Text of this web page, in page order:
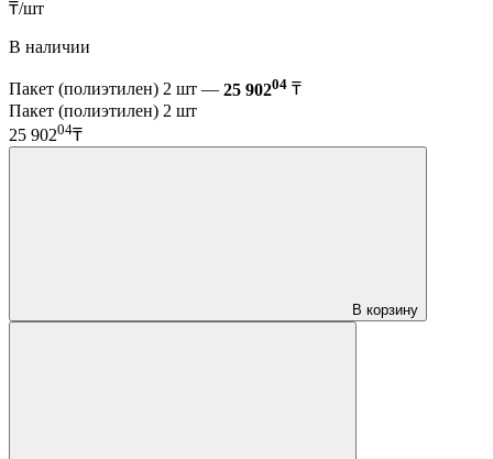
₸/шт
В наличии
Пакет (полиэтилен) 2 шт — 25 90204 ₸
Пакет (полиэтилен) 2 шт
25 90204₸
В корзину